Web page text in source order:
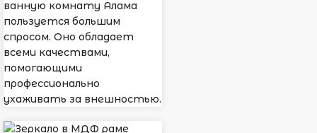
ванную комнату Алама
пользуется большим
спросом. Оно обладает
всеми качествами,
помогающими
профессионально
ухаживать за внешностью.